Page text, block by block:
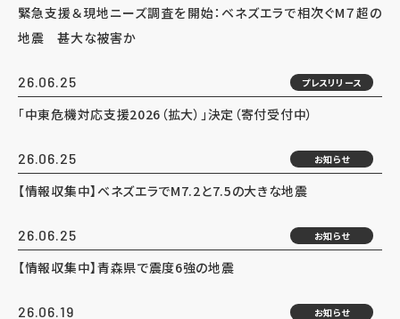
緊急支援＆現地ニーズ調査を開始：ベネズエラで相次ぐM７超の
地震 甚大な被害か
26.06.25 プレスリリース
「中東危機対応支援2026（拡大）」決定（寄付受付中）
26.06.25 お知らせ
【情報収集中】ベネズエラでM7.2と7.5の大きな地震
26.06.25 お知らせ
【情報収集中】青森県で震度6強の地震
26.06.19 お知らせ